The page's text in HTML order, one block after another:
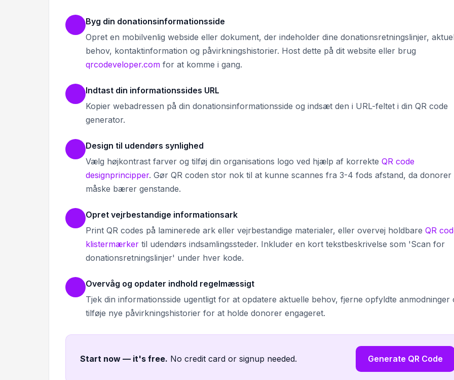
Byg din donationsinformationsside
Opret en mobilvenlig webside eller dokument, der indeholder dine donationsretningslinjer,
behov, kontaktinformation og påvirkningshistorier. Host dette på dit website eller brug
qrcodeveloper.com for at komme i gang.
Indtast din informationssides URL
Kopier webadressen på din donationsinformationsside og indsæt den i URL-feltet i din QR code
generator.
Design til udendørs synlighed
Vælg højkontrast farver og tilføj din organisations logo ved hjælp af korrekte QR code
designprincipper. Gør QR coden stor nok til at kunne scannes fra 3-4 fods afstand, da donorer
måske bærer genstande.
Opret vejrbestandige informationsark
Print QR codes på laminerede ark eller vejrbestandige materialer, eller overvej holdbare QR
klistermærker til udendørs indsamlingssteder. Inkluder en kort tekstbeskrivelse som 'Scan for
donationsretningslinjer' under hver kode.
Overvåg og opdater indhold regelmæssigt
Tjek din informationsside ugentligt for at opdatere aktuelle behov, fjerne opfyldte anmodninger
tilføje nye påvirkningshistorier for at holde donorer engageret.
Start now — it's free. No credit card or signup needed. Generate QR Code